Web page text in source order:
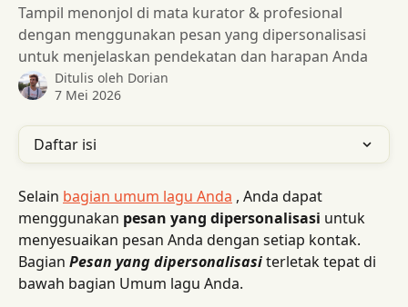
Tampil menonjol di mata kurator & profesional
dengan menggunakan pesan yang dipersonalisasi
untuk menjelaskan pendekatan dan harapan Anda
Ditulis oleh Dorian
7 Mei 2026
Daftar isi
Selain bagian umum lagu Anda , Anda dapat
menggunakan pesan yang dipersonalisasi untuk
menyesuaikan pesan Anda dengan setiap kontak.
Bagian Pesan yang dipersonalisasi terletak tepat di
bawah bagian Umum lagu Anda.